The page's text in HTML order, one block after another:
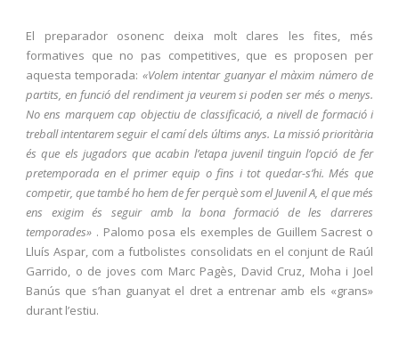
El preparador osonenc deixa molt clares les fites, més
formatives que no pas competitives, que es proposen per
aquesta temporada: «Volem intentar guanyar el màxim número de
partits, en funció del rendiment ja veurem si poden ser més o menys.
No ens marquem cap objectiu de classificació, a nivell de formació i
treball intentarem seguir el camí dels últims anys. La missió prioritària
és que els jugadors que acabin l’etapa juvenil tinguin l’opció de fer
pretemporada en el primer equip o fins i tot quedar-s’hi. Més que
competir, que també ho hem de fer perquè som el Juvenil A, el que més
ens exigim és seguir amb la bona formació de les darreres
temporades» . Palomo posa els exemples de Guillem Sacrest o
Lluís Aspar, com a futbolistes consolidats en el conjunt de Raúl
Garrido, o de joves com Marc Pagès, David Cruz, Moha i Joel
Banús que s’han guanyat el dret a entrenar amb els «grans»
durant l’estiu.